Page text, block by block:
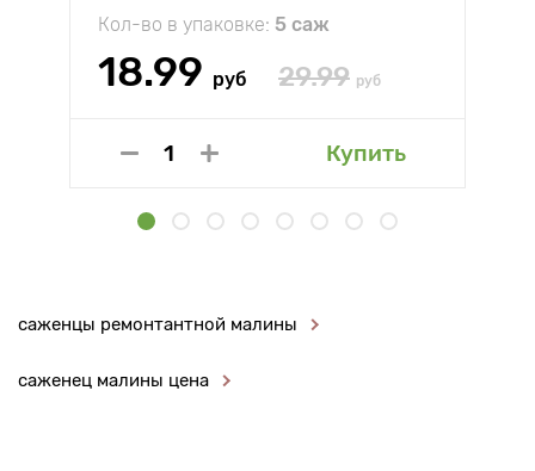
Кол-во в упаковке: 5 саж
18.99 руб 29.99 руб
Купить
саженцы ремонтантной малины
саженец малины цена